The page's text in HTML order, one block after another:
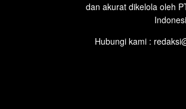
dan akurat dikelola oleh
Hubungi kami :